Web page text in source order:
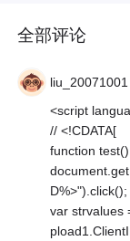
全部评论
liu_20071001
<script
// <!CDATA[
function
D%>").click();
var strvalues